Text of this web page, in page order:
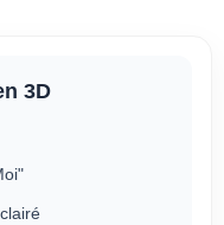
3D